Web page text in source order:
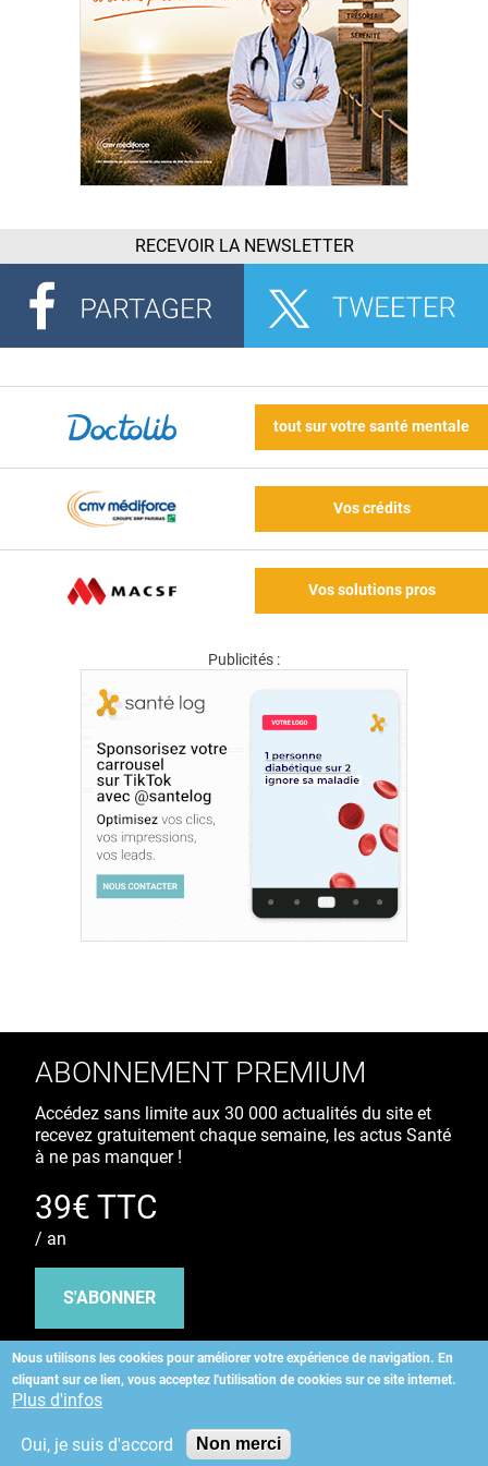
RECEVOIR LA NEWSLETTER
tout sur votre santé mentale
Vos crédits
Vos solutions pros
Publicités :
Nous utilisons les cookies pour améliorer votre expérience de navigation. En
cliquant sur ce lien, vous acceptez l'utilisation de cookies sur ce site internet.
Plus d'infos
Oui, je suis d'accord Non merci
ABONNEMENT PREMIUM
Accédez sans limite aux 30 000 actualités du site et
recevez gratuitement chaque semaine, les actus Santé
à ne pas manquer !
39€ TTC
/ an
S'ABONNER
Copyright©2026 ALLIEDHEALTH
KAURIWEB